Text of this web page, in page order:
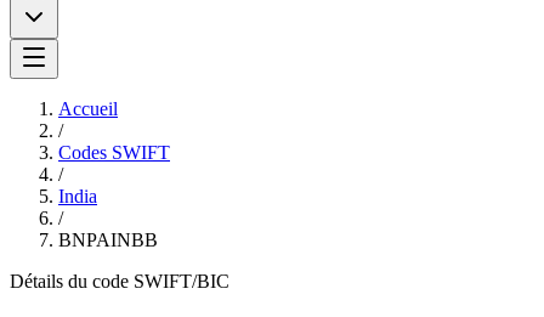
Accueil
/
Codes SWIFT
/
India
/
BNPAINBB
Détails du code SWIFT/BIC